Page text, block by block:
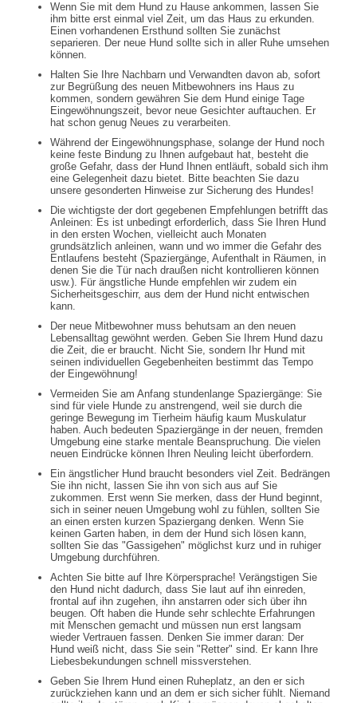
Wenn Sie mit dem Hund zu Hause ankommen, lassen Sie
ihm bitte erst einmal viel Zeit, um das Haus zu erkunden.
Einen vorhandenen Ersthund sollten Sie zunächst
separieren. Der neue Hund sollte sich in aller Ruhe umsehen
können.
Halten Sie Ihre Nachbarn und Verwandten davon ab, sofort
zur Begrüßung des neuen Mitbewohners ins Haus zu
kommen, sondern gewähren Sie dem Hund einige Tage
Eingewöhnungszeit, bevor neue Gesichter auftauchen. Er
hat schon genug Neues zu verarbeiten.
Während der Eingewöhnungsphase, solange der Hund noch
keine feste Bindung zu Ihnen aufgebaut hat, besteht die
große Gefahr, dass der Hund Ihnen entläuft, sobald sich ihm
eine Gelegenheit dazu bietet. Bitte beachten Sie dazu
unsere gesonderten Hinweise zur Sicherung des Hundes!
Die wichtigste der dort gegebenen Empfehlungen betrifft das
Anleinen: Es ist unbedingt erforderlich, dass Sie Ihren Hund
in den ersten Wochen, vielleicht auch Monaten
grundsätzlich anleinen, wann und wo immer die Gefahr des
Entlaufens besteht (Spaziergänge, Aufenthalt in Räumen, in
denen Sie die Tür nach draußen nicht kontrollieren können
usw.). Für ängstliche Hunde empfehlen wir zudem ein
Sicherheitsgeschirr, aus dem der Hund nicht entwischen
kann.
Der neue Mitbewohner muss behutsam an den neuen
Lebensalltag gewöhnt werden. Geben Sie Ihrem Hund dazu
die Zeit, die er braucht. Nicht Sie, sondern Ihr Hund mit
seinen individuellen Gegebenheiten bestimmt das Tempo
der Eingewöhnung!
Vermeiden Sie am Anfang stundenlange Spaziergänge: Sie
sind für viele Hunde zu anstrengend, weil sie durch die
geringe Bewegung im Tierheim häufig kaum Muskulatur
haben. Auch bedeuten Spaziergänge in der neuen, fremden
Umgebung eine starke mentale Beanspruchung. Die vielen
neuen Eindrücke können Ihren Neuling leicht überfordern.
Ein ängstlicher Hund braucht besonders viel Zeit. Bedrängen
Sie ihn nicht, lassen Sie ihn von sich aus auf Sie
zukommen. Erst wenn Sie merken, dass der Hund beginnt,
sich in seiner neuen Umgebung wohl zu fühlen, sollten Sie
an einen ersten kurzen Spaziergang denken. Wenn Sie
keinen Garten haben, in dem der Hund sich lösen kann,
sollten Sie das "Gassigehen" möglichst kurz und in ruhiger
Umgebung durchführen.
Achten Sie bitte auf Ihre Körpersprache! Verängstigen Sie
den Hund nicht dadurch, dass Sie laut auf ihn einreden,
frontal auf ihn zugehen, ihn anstarren oder sich über ihn
beugen. Oft haben die Hunde sehr schlechte Erfahrungen
mit Menschen gemacht und müssen nun erst langsam
wieder Vertrauen fassen. Denken Sie immer daran: Der
Hund weiß nicht, dass Sie sein "Retter" sind. Er kann Ihre
Liebesbekundungen schnell missverstehen.
Geben Sie Ihrem Hund einen Ruheplatz, an den er sich
zurückziehen kann und an dem er sich sicher fühlt. Niemand